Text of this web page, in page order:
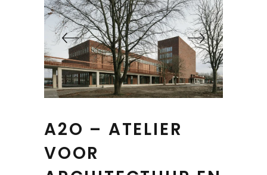
A2O – ATELIER
VOOR